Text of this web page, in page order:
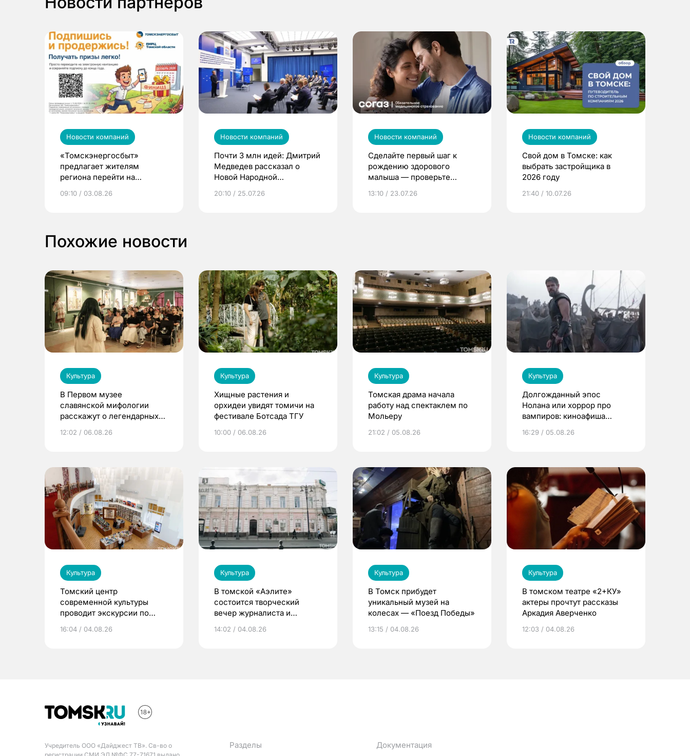
Новости компаний
«Томскэнергосбыт»
предлагает жителям
региона перейти на
выиграть призы
09:10 / 03.08.26
Новости компаний
Почти 3 млн идей: Дмитрий
Медведев рассказал о
Новой Народной
20:10 / 25.07.26
Новости компаний
Сделайте первый шаг к
рождению здорового
малыша — проверьте
по ОМС!
13:10 / 23.07.26
Новости компаний
Свой дом в Томске: как
выбрать застройщика в
2026 году
21:40 / 10.07.26
Похожие новости
Культура
В Первом музее
славянской мифологии
расскажут о легендарных
12:02 / 06.08.26
Культура
Хищные растения и
орхидеи увидят томичи на
фестивале Ботсада ТГУ
10:00 / 06.08.26
Культура
Томская драма начала
работу над спектаклем по
Мольеру
21:02 / 05.08.26
Культура
Долгожданный эпос
Нолана или хоррор про
вампиров: киноафиша
16:29 / 05.08.26
Культура
Томский центр
современной культуры
проводит экскурсии по
16:04 / 04.08.26
Культура
В томской «Аэлите»
состоится творческий
вечер журналиста и
Никифорова
14:02 / 04.08.26
Культура
В Томск прибудет
уникальный музей на
колесах — «Поезд Победы»
13:15 / 04.08.26
Культура
В томском театре «2+КУ»
актеры прочтут рассказы
Аркадия Аверченко
12:03 / 04.08.26
Учредитель ООО «Дайджест ТВ». Св-во о
Разделы Документация